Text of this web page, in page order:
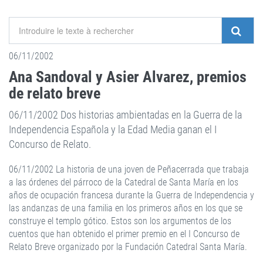
06/11/2002
Ana Sandoval y Asier Alvarez, premios
de relato breve
06/11/2002 Dos historias ambientadas en la Guerra de la
Independencia Española y la Edad Media ganan el I
Concurso de Relato.
06/11/2002 La historia de una joven de Peñacerrada que trabaja
a las órdenes del párroco de la Catedral de Santa María en los
años de ocupación francesa durante la Guerra de Independencia y
las andanzas de una familia en los primeros años en los que se
construye el templo gótico. Estos son los argumentos de los
cuentos que han obtenido el primer premio en el I Concurso de
Relato Breve organizado por la Fundación Catedral Santa María.